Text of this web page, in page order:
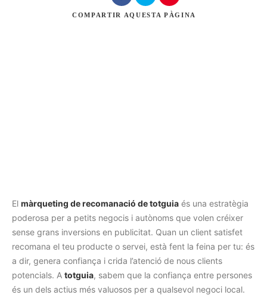
COMPARTIR AQUESTA PÀGINA
El màrqueting de recomanació de totguia és una estratègia
poderosa per a petits negocis i autònoms que volen créixer
sense grans inversions en publicitat. Quan un client satisfet
recomana el teu producte o servei, està fent la feina per tu: és
a dir, genera confiança i crida l’atenció de nous clients
potencials. A totguia, sabem que la confiança entre persones
és un dels actius més valuosos per a qualsevol negoci local.